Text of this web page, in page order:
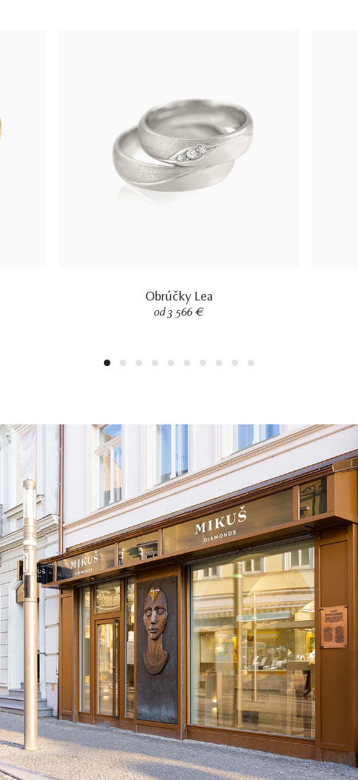
Obrúčky Lea
od 3 566 €
1 2 3 4 5 6 7 8 9 10